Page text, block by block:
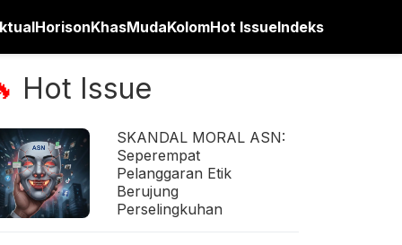
HorisonKhasMudaKolomHot IssueIndeks
Hot Issue
SKANDAL MORAL ASN:
Seperempat
Pelanggaran Etik
Berujung
Perselingkuhan